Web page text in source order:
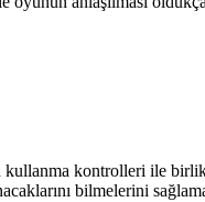
kontrolleri ile
bilmelerini